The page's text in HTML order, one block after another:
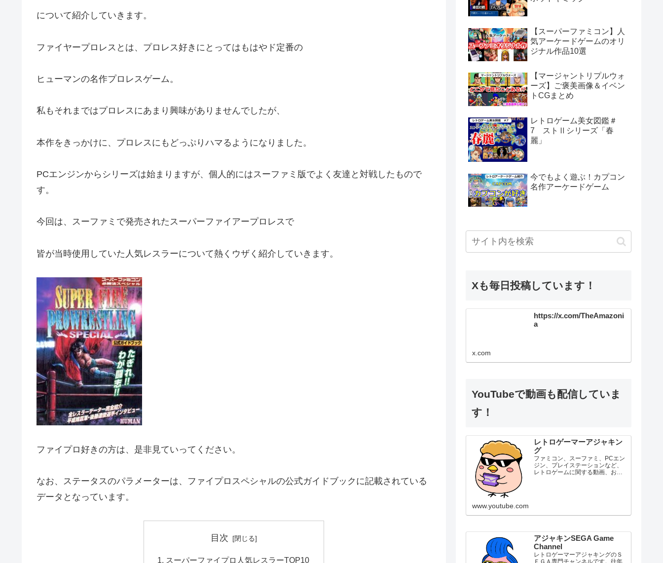
について紹介していきます。
ファイヤープロレスとは、プロレス好きにとってはもはやド定番の
ヒューマンの名作プロレスゲーム。
私もそれまではプロレスにあまり興味がありませんでしたが、
本作をきっかけに、プロレスにもどっぷりハマるようになりました。
PCエンジンからシリーズは始まりますが、個人的にはスーファミ版でよく友達と対戦したもので
す。
今回は、スーファミで発売されたスーパーファイアープロレスで
皆が当時使用していた人気レスラーについて熱くウザく紹介していきます。
ファイプロ好きの方は、是非見ていってください。
なお、ステータスのパラメーターは、ファイプロスペシャルの公式ガイドブックに記載されている
データとなっています。
目次
スーパーファイプロ人気レスラーTOP10
【スーパーファミコン】人
気アーケードゲームのオリ
ジナル作品10選
【マージャントリプルウォ
ーズ】ご褒美画像＆イベン
トCGまとめ
レトロゲーム美女図鑑＃
7 ストⅡシリーズ「春
麗」
今でもよく遊ぶ！カプコン
名作アーケードゲーム
Xも毎日投稿しています！
https://x.com/TheAmazoni
a
x.com
YouTubeで動画も配信していま
す！
レトロゲーマーアジャキン
グ
ファミコン、スーファミ、PCエン
ジン、プレイステーションなど、
レトロゲームに関する動画、おす
www.youtube.com
アジャキンSEGA Game
Channel
レトロゲーマーアジャキングのＳ